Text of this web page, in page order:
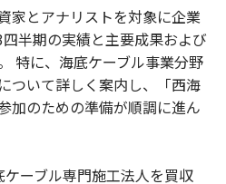
家とアナリストを対象に企業
半期の実績と主要成果および
特に、海底ケーブル事業分野
ついて詳しく案内し、「西海
加のための準備が順調に進ん
ーブル専門施工法人を買収